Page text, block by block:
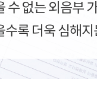
수 없는 외음부
수록 더욱 심해